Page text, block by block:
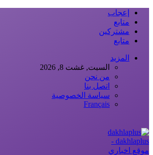
إعجاب
متابع
مشتركين
متابع
المزيد
السبت, غشت 8, 2026
من نحن
اتصل بنا
سياسة الخصوصية
Français
dakhlaplus -
موقع اخباري